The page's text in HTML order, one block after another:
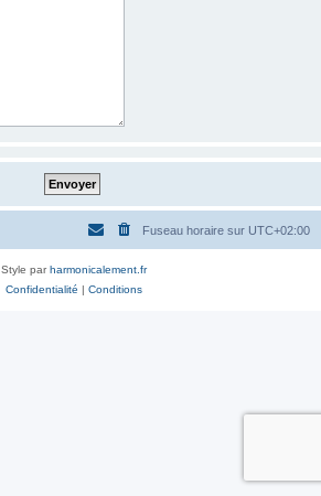
Fuseau horaire sur UTC+02:00
Style parharmonicalement.fr
Confidentialité | Conditions